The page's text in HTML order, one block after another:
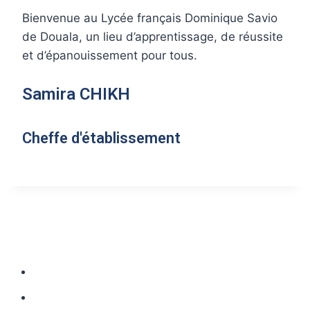
Bienvenue au Lycée français Dominique Savio
de Douala, un lieu d’apprentissage, de réussite
et d’épanouissement pour tous.
Samira CHIKH
Cheffe d'établissement